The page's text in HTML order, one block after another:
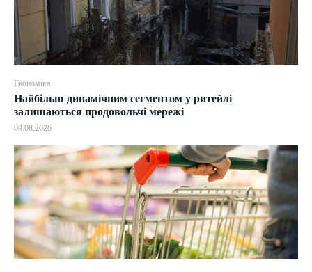
Економіка
Найбільш динамічним сегментом у ритейлі
залишаються продовольчі мережі
09.08.2026